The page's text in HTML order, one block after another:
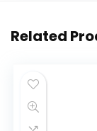
Related